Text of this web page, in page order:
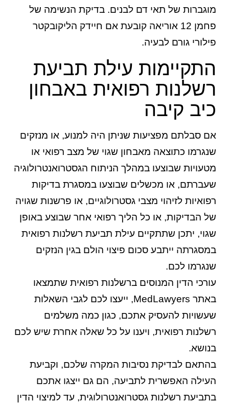
מוגברות של תאי דם לבנים. בדיקת הנשימה של
פחמן 12 אוריאה קובעת אם חיידק הליקובקטר
פילורי גורם לבעיה.
התקיימות עילת תביעת
רשלנות רפואית באבחון
כיב קיבה
אם סבלתם מפציעות שניתן היה למנוע, או מנזקים
שנגרמו כתוצאה מאבחון שגוי של מצב רפואי או
מטעויות שבוצעו במהלך הניתוח הגסטרואנטרולוגיה
שעברתם, או מכשלים שבוצעו במסגרת בדיקות
רפואיות לזיהוי מצבי גסטרולוגיים, או פרשנות שגויה
של הבדיקות, או כל הליך רפואי אחר שבוצע באופן
שגוי, יתכן שתתקיים עילת תביעת רשלנות רפואית
במסגרתה ייתבע סכום פיצוי הולם בגין הנזקים
שנגרמו לכם.
עורכי הדין המנוסים ברשלנות רפואית שתמצאו
באתר MedLawyers, ייעצו לכם לגבי השאלות
שעשויות להעסיק אתכם, כגון כמה משלמים
רשלנות רפואית, ויענו על כל שאלה אחרת שיש לכם
בנושא.
בהתאם לבדיקת נסיבות המקרה שלכם, וקביעת
העילה האפשרית לתביעה, הם גם ייצגו אתכם
בתביעת רשלנות גסטרואנטרולוגית, עד למיצוי הדין